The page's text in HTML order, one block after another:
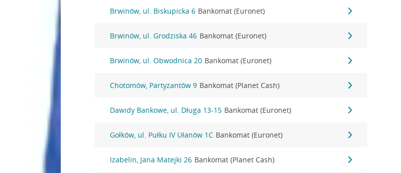
Brwinów, ul. Biskupicka 6 Bankomat (Euronet)
Brwinów, ul. Grodziska 46 Bankomat (Euronet)
Brwinów, ul. Obwodnica 20 Bankomat (Euronet)
Chotomów, Partyzantów 9 Bankomat (Planet Cash)
Dawidy Bankowe, ul. Długa 13-15 Bankomat (Euronet)
Gołków, ul. Pułku IV Ułanów 1C Bankomat (Euronet)
Izabelin, Jana Matejki 26 Bankomat (Planet Cash)